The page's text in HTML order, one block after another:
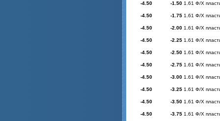
-4.50 -1.50 1.61 Ф/Х
-4.50 -1.75 1.61 Ф/Х
-4.50 -2.00 1.61 Ф/Х
-4.50 -2.25 1.61 Ф/Х
-4.50 -2.50 1.61 Ф/Х
-4.50 -2.75 1.61 Ф/Х
-4.50 -3.00 1.61 Ф/Х
-4.50 -3.25 1.61 Ф/Х
-4.50 -3.50 1.61 Ф/Х
-4.50 -3.75 1.61 Ф/Х